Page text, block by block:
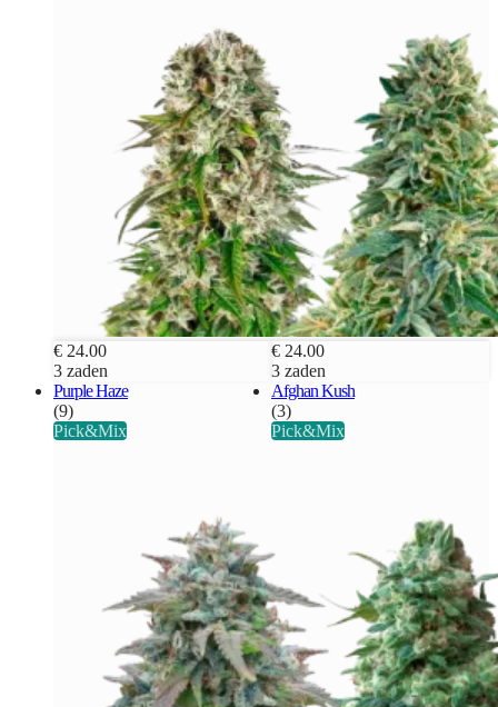
€ 24.00
3 zaden
€ 24.00
3 zaden
Purple Haze
(9)
Pick&Mix
Afghan Kush
(3)
Pick&Mix